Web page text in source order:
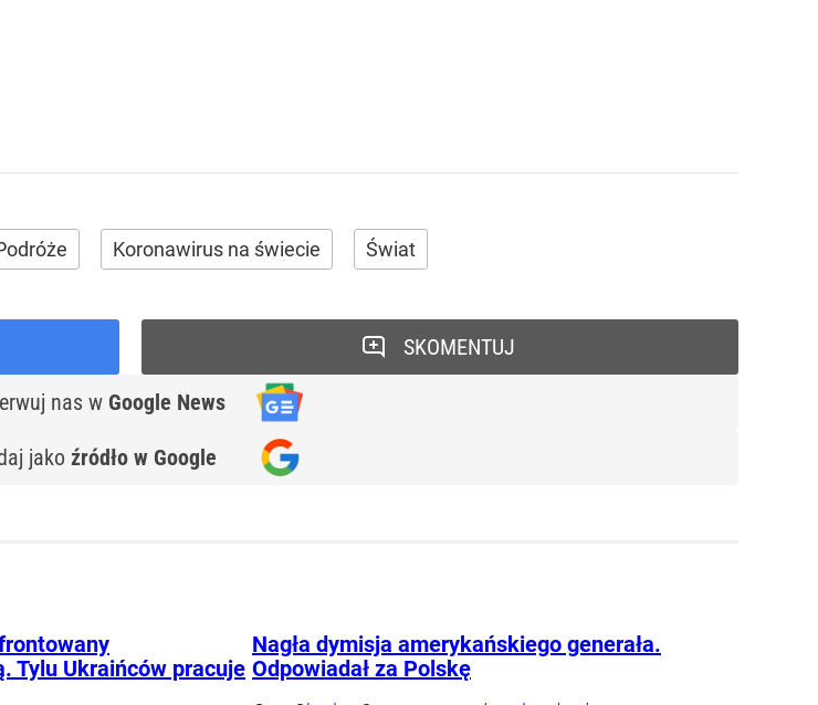
Koronawirus na świecie Świat
nas w Google News
jako źródło w Google
SKOMENTUJ
Tylu Ukraińców pracuje
Nagła dymisja amerykańskiego generała.
Odpowiadał za Polskę